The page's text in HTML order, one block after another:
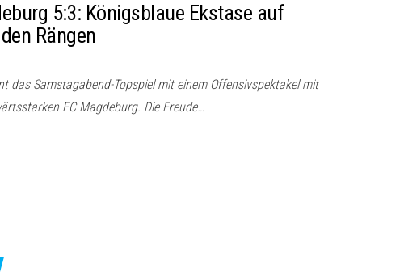
5:3: Königsblaue Ekstase auf
Rängen
das Samstagabend-Topspiel mit einem Offensivspektakel mit
FC Magdeburg. Die Freude…